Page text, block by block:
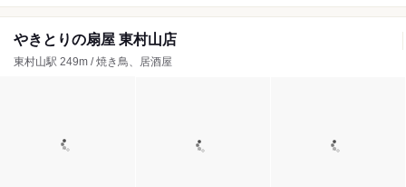
やきとりの扇屋 東村山店
東村山駅 249m / 焼き鳥、居酒屋